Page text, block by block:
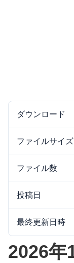
ダウンロード
ファイルサイズ
ファイル数
投稿日
最終更新日時
2026年